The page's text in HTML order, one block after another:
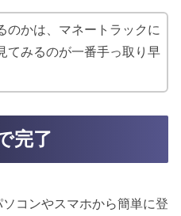
のかは、マネートラックに
てみるのが一番手っ取り早
完了
コンやスマホから簡単に登